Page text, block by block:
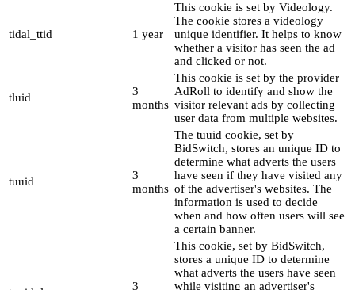
tidal_ttid 1 year
This cookie is set by Videology.
The cookie stores a videology
unique identifier. It helps to know
whether a visitor has seen the ad
and clicked or not.
tluid
3
months
This cookie is set by the provider
AdRoll to identify and show the
visitor relevant ads by collecting
user data from multiple websites.
tuuid
3
months
The tuuid cookie, set by
BidSwitch, stores an unique ID to
determine what adverts the users
have seen if they have visited any
of the advertiser's websites. The
information is used to decide
when and how often users will see
a certain banner.
3
This cookie, set by BidSwitch,
stores a unique ID to determine
what adverts the users have seen
while visiting an advertiser's